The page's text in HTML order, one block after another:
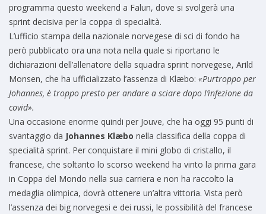
programma questo weekend a Falun, dove si svolgerà una
sprint decisiva per la coppa di specialità.
L’ufficio stampa della nazionale norvegese di sci di fondo ha
però pubblicato ora una nota nella quale si riportano le
dichiarazioni dell’allenatore della squadra sprint norvegese, Arild
Monsen, che ha ufficializzato l’assenza di Klæbo: «Purtroppo per
Johannes, è troppo presto per andare a sciare dopo l’infezione da
covid».
Una occasione enorme quindi per Jouve, che ha oggi 95 punti di
svantaggio da Johannes Klæbo nella classifica della coppa di
specialità sprint. Per conquistare il mini globo di cristallo, il
francese, che soltanto lo scorso weekend ha vinto la prima gara
in Coppa del Mondo nella sua carriera e non ha raccolto la
medaglia olimpica, dovrà ottenere un’altra vittoria. Vista però
l’assenza dei big norvegesi e dei russi, le possibilità del francese